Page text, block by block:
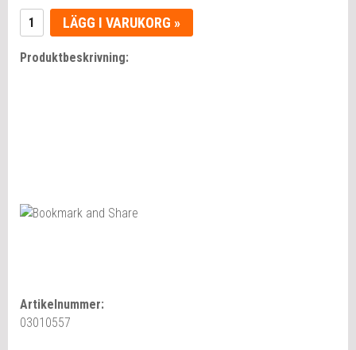
LÄGG I VARUKORG »
Produktbeskrivning:
Artikelnummer:
03010557